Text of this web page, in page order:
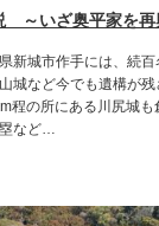
～いざ奥平家を再
新城市作手には、続
城など今でも遺構が
程の所にある川尻城
など…